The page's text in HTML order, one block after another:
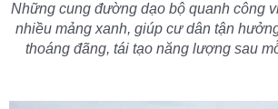
Những cung đường dạo bộ quanh công
nhiều mảng xanh, giúp cư dân tận
thoáng đãng, tái tạo năng lượng sau